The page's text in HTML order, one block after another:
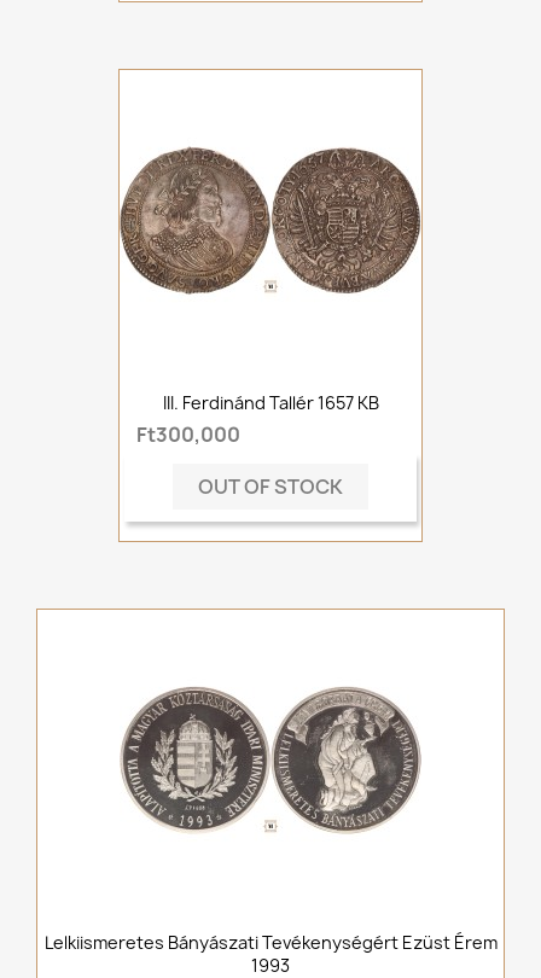
III. Ferdinánd Tallér 1657 KB
Ft300,000
OUT OF STOCK
Lelkiismeretes Bányászati Tevékenységért Ezüst Érem
1993